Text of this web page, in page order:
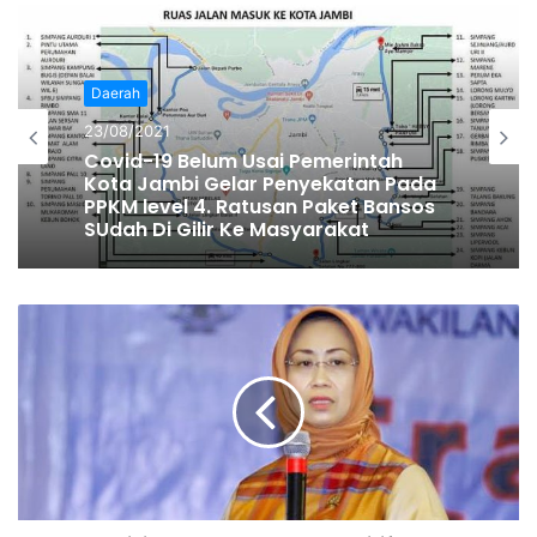
melawan virus corona karena dalam waktu yang
bersamaan Arab Saudi mendapat pukulan dari harga
minyak mentah internasonal yang anjlok. (***)
Muhamad Usman
Daerah
23/08/2021
Covid-19 Belum Usai Pemerintah
Kota Jambi Gelar Penyekatan Pada
PPKM level 4. Ratusan Paket Bansos
SUdah Di Gilir Ke Masyarakat